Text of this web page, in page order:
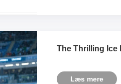
The Thrilling Ice
Læs mere